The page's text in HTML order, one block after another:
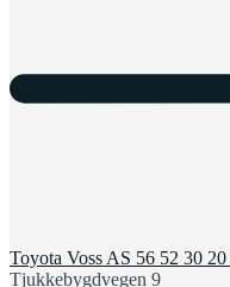
Toyota Voss AS 56 52 30 20
Tjukkebygdvegen 9